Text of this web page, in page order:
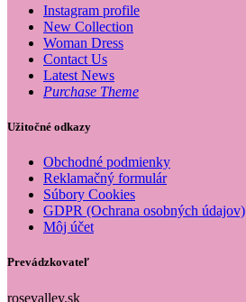
Instagram profile
New Collection
Woman Dress
Contact Us
Latest News
Purchase Theme
Užitočné odkazy
Obchodné podmienky
Reklamačný formulár
Súbory Cookies
GDPR (Ochrana osobných údajov)
Môj účet
Prevádzkovateľ
rosevalley.sk